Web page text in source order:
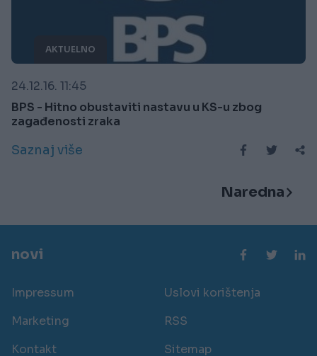
AKTUELNO
24.12.16. 11:45
BPS - Hitno obustaviti nastavu u KS-u zbog
zagađenosti zraka
Saznaj više
Naredna
novi
Impressum
Uslovi korištenja
Marketing
RSS
Kontakt
Sitemap